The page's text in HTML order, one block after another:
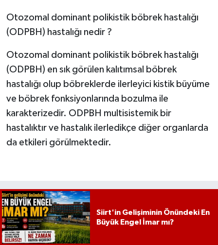
Otozomal dominant polikistik böbrek hastalığı
(ODPBH) hastalığı nedir ?
Otozomal dominant polikistik böbrek hastalığı
(ODPBH) en sık görülen kalıtımsal böbrek
hastalığı olup böbreklerde ilerleyici kistik büyüme
ve böbrek fonksiyonlarında bozulma ile
karakterizedir. ODPBH multisistemik bir
hastalıktır ve hastalık ilerledikçe diğer organlarda
da etkileri görülmektedir.
Siirt'in Gelişiminin Önündeki En
Büyük Engel İmar mı?